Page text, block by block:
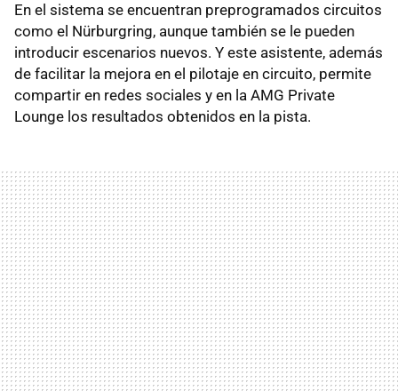
En el sistema se encuentran preprogramados circuitos
como el Nürburgring, aunque también se le pueden
introducir escenarios nuevos. Y este asistente, además
de facilitar la mejora en el pilotaje en circuito, permite
compartir en redes sociales y en la AMG Private
Lounge los resultados obtenidos en la pista.